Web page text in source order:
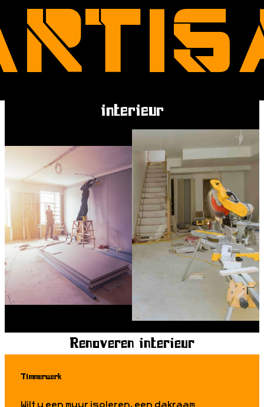
interieur
Renoveren interieur
Timmerwerk
Wilt u een muur isoleren, een dakraam